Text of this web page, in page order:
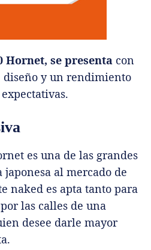
Hornet, se presenta con
diseño y un rendimiento
es una de las grandes
japonesa al mercado de
naked es apta tanto para
las calles de una
desee darle mayor